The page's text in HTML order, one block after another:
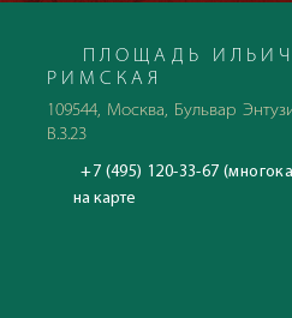
ПЛОЩАДЬ
РИМСКАЯ
109544, Москва, Бульвар
В.3.23
+7 (495) 120-33-67
на карте